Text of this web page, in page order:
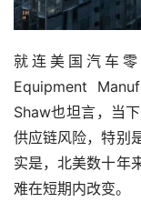
就连美国汽车
Equipment
Shaw也坦言，当
供应链风险，特别
实是，北美数十年
难在短期内改变。